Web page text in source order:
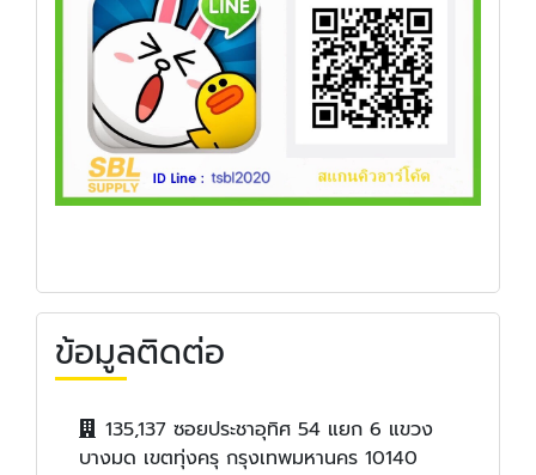
ข้อมูลติดต่อ
135,137 ซอยประชาอุทิศ 54 แยก 6 แขวง
บางมด เขตทุ่งครุ กรุงเทพมหานคร 10140